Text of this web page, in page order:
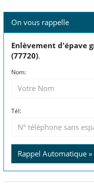
On vous rappelle
Enlèvement d'épave
(77720).
Nom:
Tél:
Rappel Automatique »